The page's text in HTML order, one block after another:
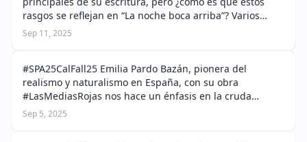
rasgos se reflejan en “La noche boca arriba”? Varios
puntos que Cortázar menciona, para mi se relacionan
directamente con su obra “La no…
Sep 11, 2025
#SPA25CalFall25 Emilia Pardo Bazán, pionera del
realismo y naturalismo en España, con su obra
#LasMediasRojas nos hace un énfasis en la cruda
realidad de la cual las mujeres en el siglo diecinueve no
podían escapar. Comparar la obra con alg…
Sep 5, 2025